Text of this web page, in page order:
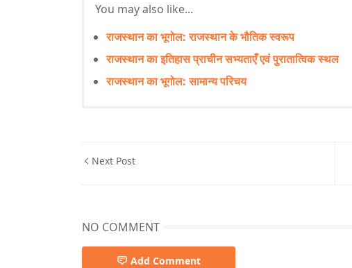
You may also like...
राजस्थान का भूगोल: राजस्थान के भौतिक स्वरूप
राजस्थान का इतिहास प्राचीन सभ्यताएँ एवं पुरातात्विक स्थल
राजस्थान का भूगोल: सामान्य परिचय
Next Post
NO COMMENT
Add Comment